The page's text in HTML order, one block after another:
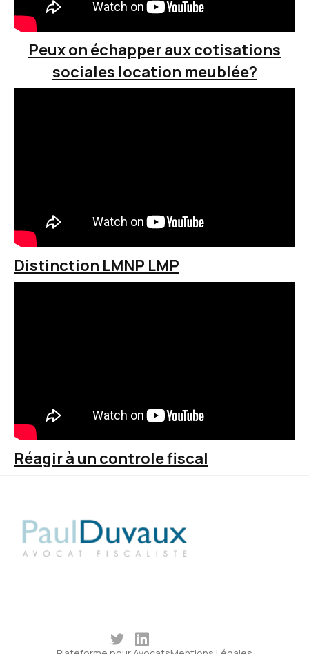
Peux on échapper aux cotisations
sociales location meublée?
Distinction LMNP LMP
Réagir à un controle fiscal